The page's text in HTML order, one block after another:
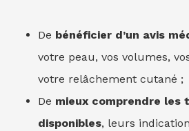
De bénéficier d’un avis
votre peau, vos volumes,
votre relâchement cutané ;
De mieux comprendre les
disponibles, leurs